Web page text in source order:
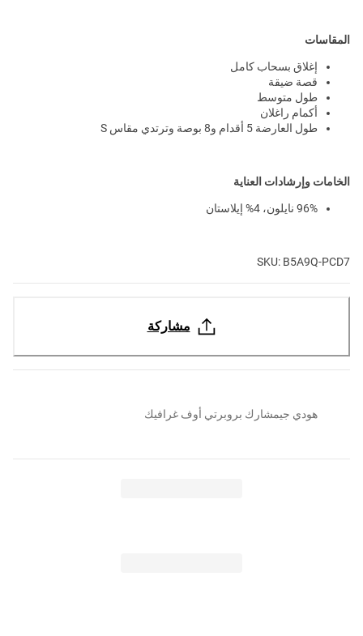
المقاسات
إغلاق بسحاب كامل
قصة ضيقة
طول متوسط
أكمام راغلان
طول العارضة 5 أقدام و8 بوصة وترتدي مقاس S
الخامات وإرشادات العناية
96% نايلون، 4% إيلاستان
SKU: B5A9Q-PCD7
مشاركة
هودي جيمشارك بروبرتي أوف غرافيك